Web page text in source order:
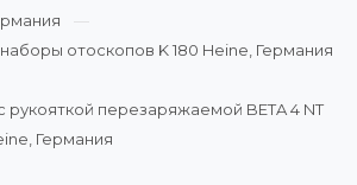
отоскопов K 180 Heine, Германия
рукояткой перезаряжаемой BETA 4 NT
Германия